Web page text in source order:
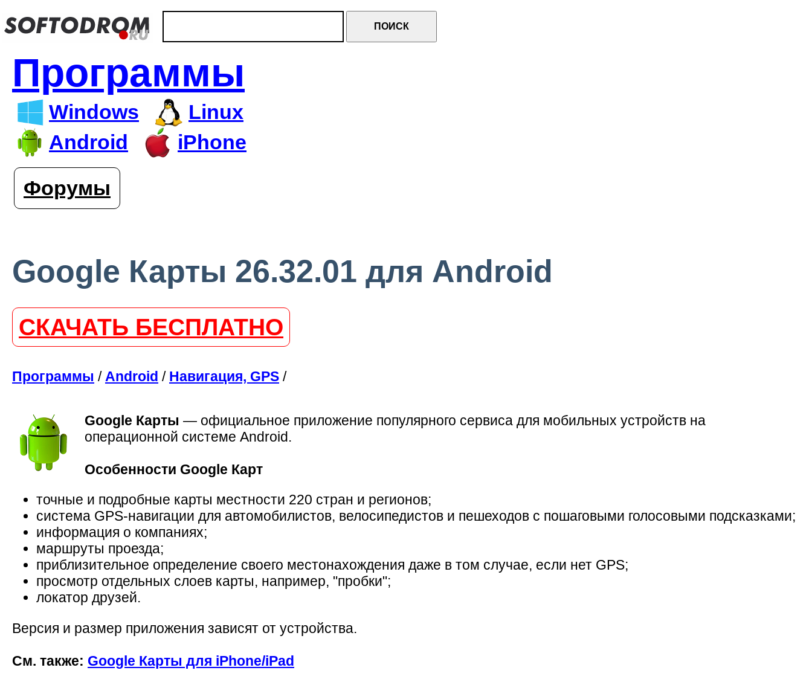
Программы
Windows
Linux
Android
iPhone
Форумы
Google Карты 26.32.01 для Android
СКАЧАТЬ БЕСПЛАТНО
Программы / Android / Навигация, GPS /
Google Карты — официальное приложение популярного сервиса для мобильных устройств на
операционной системе Android.
Особенности Google Карт
точные и подробные карты местности 220 стран и регионов;
система GPS-навигации для автомобилистов, велосипедистов и пешеходов с пошаговыми голосовыми подсказками;
информация о компаниях;
маршруты проезда;
приблизительное определение своего местонахождения даже в том случае, если нет GPS;
просмотр отдельных слоев карты, например, "пробки";
локатор друзей.
Версия и размер приложения зависят от устройства.
См. также: Google Карты для iPhone/iPad